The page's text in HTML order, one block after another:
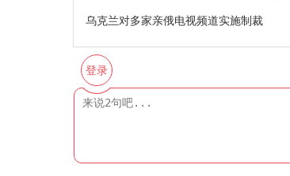
乌克兰对多家亲俄电视频道实施制裁
登录